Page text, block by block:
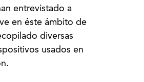
entrevistado a
en éste ámbito de
diversas
usados en